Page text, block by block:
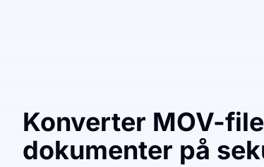
Konverter MOV-
dokumenter på